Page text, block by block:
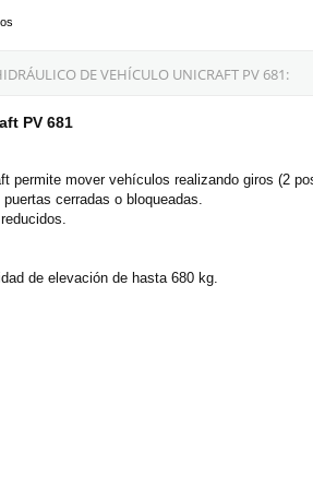
DE VEHÍCULO UNICRAFT PV 681:
PV 681
permite mover vehículos realizando giros (2
cerradas o bloqueadas.
de elevación de hasta 680 kg.